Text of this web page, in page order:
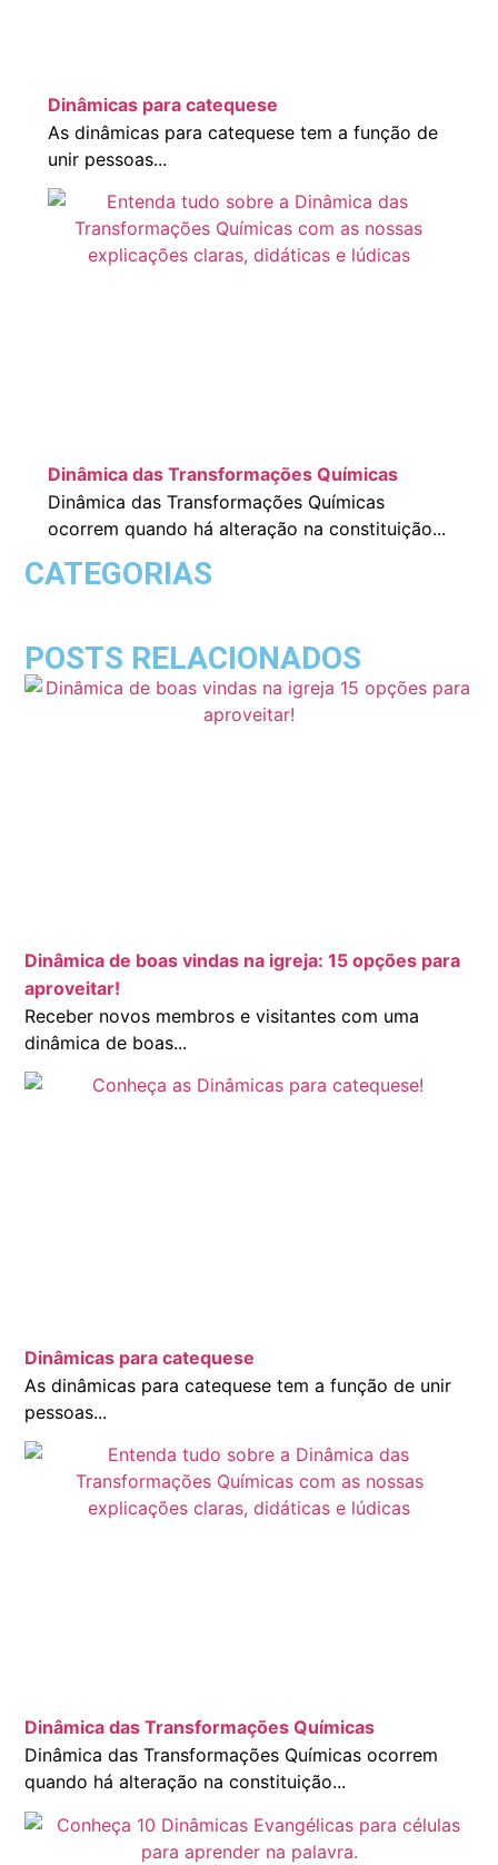
Dinâmicas para catequese
As dinâmicas para catequese tem a função de
unir pessoas...
Dinâmica das Transformações Químicas
Dinâmica das Transformações Químicas
ocorrem quando há alteração na constituição...
CATEGORIAS
POSTS RELACIONADOS
Dinâmica de boas vindas na igreja: 15 opções para
aproveitar!
Receber novos membros e visitantes com uma
dinâmica de boas...
Dinâmicas para catequese
As dinâmicas para catequese tem a função de unir
pessoas...
Dinâmica das Transformações Químicas
Dinâmica das Transformações Químicas ocorrem
quando há alteração na constituição...